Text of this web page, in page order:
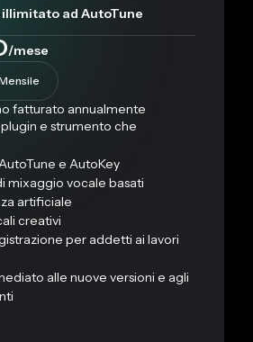
ad AutoTune
/mese
fatturato annualmente
e strumento che
e AutoKey
mixaggio vocale basati
artificiale
creativi
per addetti ai lavori
alle nuove versioni e agli